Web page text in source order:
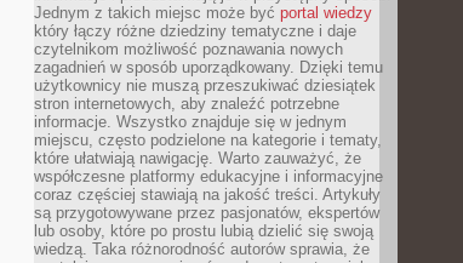
Jednym z takich miejsc może być portal wiedzy
który łączy różne dziedziny tematyczne i daje
czytelnikom możliwość poznawania nowych
zagadnień w sposób uporządkowany. Dzięki temu
użytkownicy nie muszą przeszukiwać dziesiątek
stron internetowych, aby znaleźć potrzebne
informacje. Wszystko znajduje się w jednym
miejscu, często podzielone na kategorie i tematy,
które ułatwiają nawigację. Warto zauważyć, że
współczesne platformy edukacyjne i informacyjne
coraz częściej stawiają na jakość treści. Artykuły
są przygotowywane przez pasjonatów, ekspertów
lub osoby, które po prostu lubią dzielić się swoją
wiedzą. Taka różnorodność autorów sprawia, że